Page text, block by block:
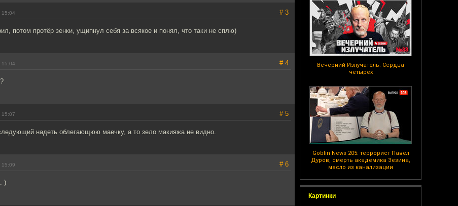
Вечерний Излучатель: Сердца
четырех
Goblin News 205: террорист Павел
Дуров, смерть академика Зезина,
масло из канализации
Картинки
15:04 # 3
потом протёр зенки, ущипнул себя за всякое и понял, что таки не сплю)
15:04 # 4
15:07 # 5
надеть облегающюю маечку, а то зело макияжа не видно.
15:09 # 6
)